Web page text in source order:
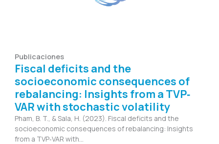
Publicaciones
Fiscal deficits and the
socioeconomic consequences of
rebalancing: Insights from a TVP‐
VAR with stochastic volatility
Pham, B. T., & Sala, H. (2023). Fiscal deficits and the
socioeconomic consequences of rebalancing: Insights
from a TVP‐VAR with...